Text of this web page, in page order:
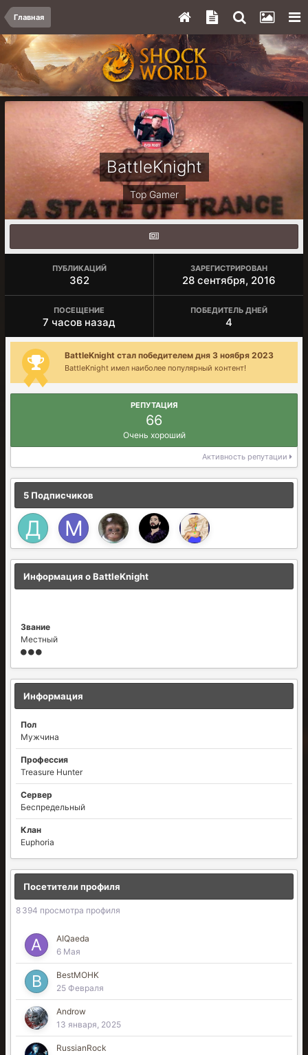
Главная
BattleKnight
Top Gamer
ПУБЛИКАЦИЙ
362
ЗАРЕГИСТРИРОВАН
28 сентября, 2016
ПОСЕЩЕНИЕ
7 часов назад
ПОБЕДИТЕЛЬ ДНЕЙ
4
BattleKnight стал победителем дня 3 ноября 2023
BattleKnight имел наиболее популярный контент!
РЕПУТАЦИЯ
66
Очень хороший
Активность репутации
5 Подписчиков
Информация о BattleKnight
Звание
Местный
Информация
Пол
Мужчина
Профессия
Treasure Hunter
Сервер
Беспредельный
Клан
Euphoria
Посетители профиля
8 394 просмотра профиля
AIQaeda
6 Мая
BestMOHK
25 Февраля
Androw
13 января, 2025
RussianRock